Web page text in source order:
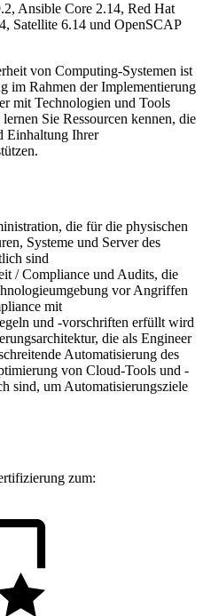
Ansible Core 2.14, Red Hat
Satellite 6.14 und OpenSCAP
von Computing-Systemen ist
im Rahmen der Implementierung
mit Technologien und Tools
Sie Ressourcen kennen, die
Einhaltung Ihrer
die für die physischen
Systeme und Server des
sind
/ Compliance und Audits, die
vor Angriffen
mit
und -vorschriften erfüllt wird
die als Engineer
Automatisierung des
von Cloud-Tools und -
sind, um Automatisierungsziele
zum: